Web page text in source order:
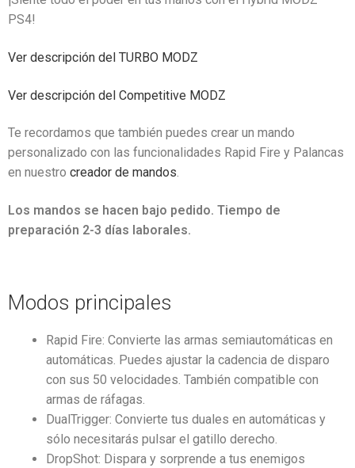
PS4!
Ver descripción del TURBO MODZ
Ver descripción del Competitive MODZ
Te recordamos que también puedes crear un mando
personalizado con las funcionalidades Rapid Fire y Palancas
en nuestro creador de mandos.
Los mandos se hacen bajo pedido. Tiempo de
preparación 2-3 días laborales.
Modos principales
Rapid Fire: Convierte las armas semiautomáticas en
automáticas. Puedes ajustar la cadencia de disparo
con sus 50 velocidades. También compatible con
armas de ráfagas.
DualTrigger: Convierte tus duales en automáticas y
sólo necesitarás pulsar el gatillo derecho.
DropShot: Dispara y sorprende a tus enemigos